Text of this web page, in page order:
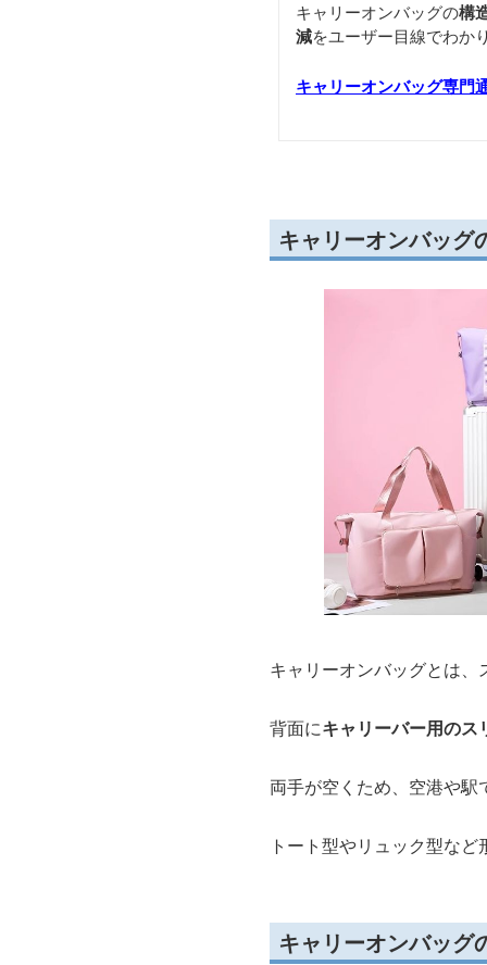
キャリーオンバッグの構
減をユーザー目線でわか
キャリーオンバッグ専門
キャリーオンバッグ
キャリーオンバッグとは
背面にキャリーバー用のス
両手が空くため、空港や駅
トート型やリュック型な
キャリーオンバッグ